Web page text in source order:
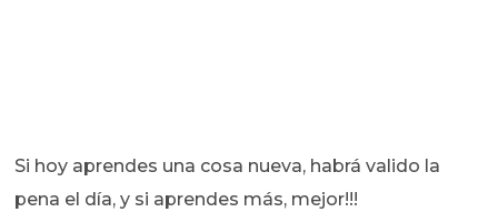
Si hoy aprendes una cosa nueva, habrá valido la
pena el día, y si aprendes más, mejor!!!